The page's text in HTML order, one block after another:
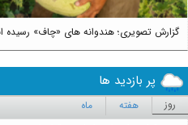
گزارش تصویری؛ هندوانه های «چاف» رسیده
پر بازدید ها
روز هفته ماه